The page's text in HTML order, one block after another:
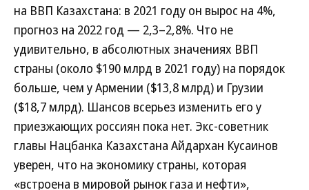
на ВВП Казахстана: в 2021 году он вырос на 4%,
прогноз на 2022 год — 2,3–2,8%. Что не
удивительно, в абсолютных значениях ВВП
страны (около $190 млрд в 2021 году) на порядок
больше, чем у Армении ($13,8 млрд) и Грузии
($18,7 млрд). Шансов всерьез изменить его у
приезжающих россиян пока нет. Экс-советник
главы Нацбанка Казахстана Айдархан Кусаинов
уверен, что на экономику страны, которая
«встроена в мировой рынок газа и нефти»,